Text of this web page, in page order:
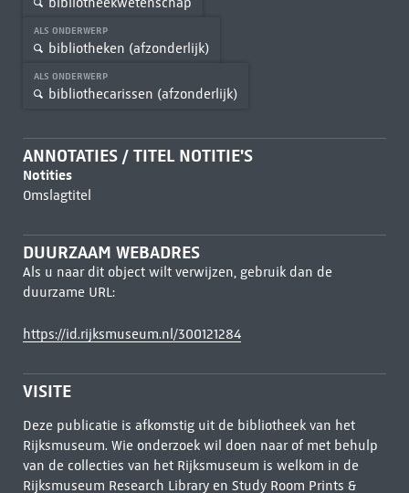
ALS ONDERWERP
bibliotheken (afzonderlijk)
ALS ONDERWERP
bibliothecarissen (afzonderlijk)
ANNOTATIES / TITEL NOTITIE'S
Notities
Omslagtitel
DUURZAAM WEBADRES
Als u naar dit object wilt verwijzen, gebruik dan de
duurzame URL:
https://id.rijksmuseum.nl/300121284
VISITE
Deze publicatie is afkomstig uit de bibliotheek van het
Rijksmuseum. Wie onderzoek wil doen naar of met behulp
van de collecties van het Rijksmuseum is welkom in de
Rijksmuseum Research Libraryen Study Room Prints &